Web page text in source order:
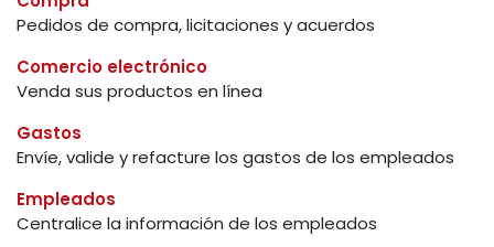
Pedidos de compra, licitaciones y acuerdos
Comercio electrónico
Venda sus productos en línea
Gastos
Envíe, valide y refacture los gastos de los empleados
Empleados
Centralice la información de los empleados